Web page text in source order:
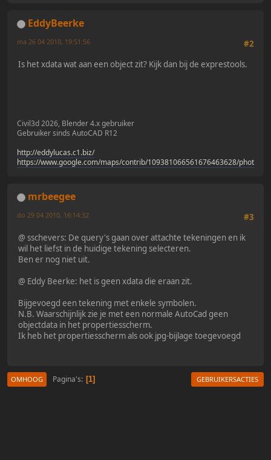
EddyBeerke
#2
ma 26 04 2010, 19:51:56
Is het xdata wat aan een object zit? Kijk dan bij de exprestools.
Civil3d 2026, Blender 4.x gebruiker
Gebruiker sinds AutoCAD R12
http://eddylucas.c1.biz/
https://www.google.com/maps/contrib/109381066561676463628/photos/
mrbeegee
#3
do 29 04 2010, 16:14:32
@ sschevers: De query's gaan over attachte tekeningen en ik
wil het liefst in de huidige tekening selecteren.
Ben er nog niet uit.
@ Eddy Beerke: het is geen xdata die eraan zit.
Bijgevoegd een tekening met enkele symbolen.
N.B. Waarschijnlijk zie je met een normale AutoCad geen
objectdata in het propertiesscherm.
Ik heb het propertiesscherm als ook jpg-bijlage toegevoegd
OMHOOG Pagina's 1 GEBRUIKERSACTIES